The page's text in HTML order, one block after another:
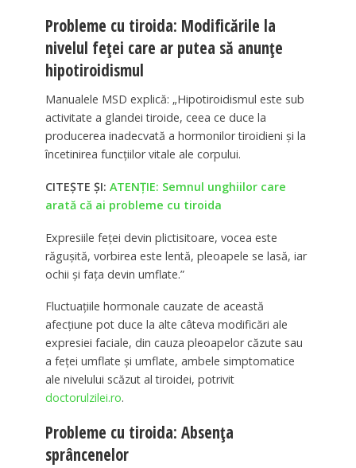
Probleme cu tiroida: Modificările la
nivelul feței care ar putea să anunțe
hipotiroidismul
Manualele MSD explică: „Hipotiroidismul este sub
activitate a glandei tiroide, ceea ce duce la
producerea inadecvată a hormonilor tiroidieni și la
încetinirea funcțiilor vitale ale corpului.
CITEȘTE ȘI: ATENȚIE: Semnul unghiilor care
arată că ai probleme cu tiroida
Expresiile feței devin plictisitoare, vocea este
răgușită, vorbirea este lentă, pleoapele se lasă, iar
ochii și fața devin umflate.”
Fluctuațiile hormonale cauzate de această
afecțiune pot duce la alte câteva modificări ale
expresiei faciale, din cauza pleoapelor căzute sau
a feței umflate și umflate, ambele simptomatice
ale nivelului scăzut al tiroidei, potrivit
doctorulzilei.ro.
Probleme cu tiroida: Absența
sprâncenelor